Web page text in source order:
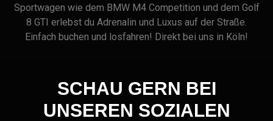
Sportwagen wie dem BMW M4 Competition und dem Golf
8 GTI erlebst du Adrenalin und Luxus auf der Straße.
Einfach buchen und losfahren! Direkt bei uns in Köln!
SCHAU GERN BEI
UNSEREN SOZIALEN